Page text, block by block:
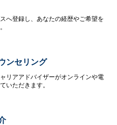
へ登録し、あなたの経歴やご希望を
ンセリング
リアアドバイザーがオンラインや電
いただきます。